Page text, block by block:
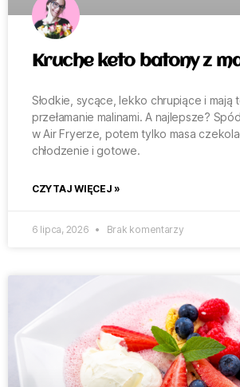
Kruche keto batony z
Słodkie, sycące, lekko chrupiące i mają
przełamanie malinami. A najlepsze?
w Air Fryerze, potem tylko masa
chłodzenie i gotowe.
CZYTAJ WIĘCEJ »
6 lipca, 2026 Brak komentarzy